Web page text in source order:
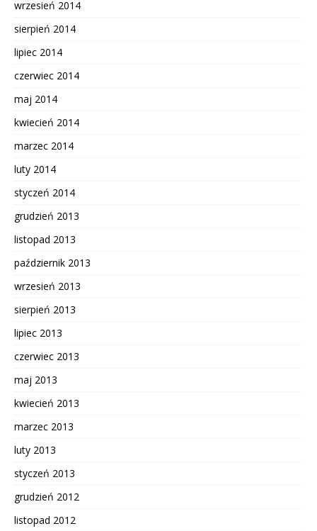
wrzesień 2014
sierpień 2014
lipiec 2014
czerwiec 2014
maj 2014
kwiecień 2014
marzec 2014
luty 2014
styczeń 2014
grudzień 2013
listopad 2013
październik 2013
wrzesień 2013
sierpień 2013
lipiec 2013
czerwiec 2013
maj 2013
kwiecień 2013
marzec 2013
luty 2013
styczeń 2013
grudzień 2012
listopad 2012